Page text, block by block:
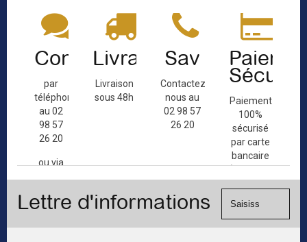
Contact
par
téléphone
au 02
98 57
26 20
ou via
de
Livraison
Livraison
sous 48h
Sav
Contactez-
nous au
02 98 57
26 20
Paiement
100%
sécurisé
par carte
bancaire
(Mastercard,
Visa, ...) et
Lettre d'informations